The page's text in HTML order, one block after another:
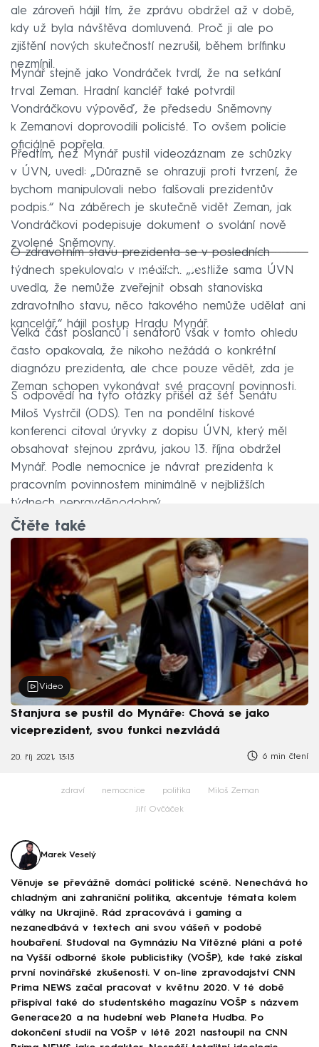
ale zároveň hájil tím, že zprávu obdržel až v době,
kdy už byla návštěva domluvená. Proč ji ale po
zjištění nových skutečností nezrušil, během brífinku
nezmínil.
Mynář stejně jako Vondráček tvrdí, že na setkání
trval Zeman. Hradní kancléř také potvrdil
Vondráčkovu výpověď, že předsedu Sněmovny
k Zemanovi doprovodili policisté. To ovšem policie
oficiálně popřela.
Předtím, než Mynář pustil videozáznam ze schůzky
v ÚVN, uvedl: „Důrazně se ohrazuji proti tvrzení, že
bychom manipulovali nebo falšovali prezidentův
podpis.“ Na záběrech je skutečně vidět Zeman, jak
Vondráčkovi podepisuje dokument o svolání nově
zvolené Sněmovny.
Failed to fetch
O zdravotním stavu prezidenta se v posledních
týdnech spekulovalo v médiích. „Jestliže sama ÚVN
uvedla, že nemůže zveřejnit obsah stanoviska
zdravotního stavu, něco takového nemůže udělat ani
kancelář,“ hájil postup Hradu Mynář.
Velká část poslanců i senátorů však v tomto ohledu
často opakovala, že nikoho nežádá o konkrétní
diagnózu prezidenta, ale chce pouze vědět, zda je
Zeman schopen vykonávat své pracovní povinnosti.
S odpovědí na tyto otázky přišel až šéf Senátu
Miloš Vystrčil (ODS). Ten na pondělní tiskové
konferenci citoval úryvky z dopisu ÚVN, který měl
obsahovat stejnou zprávu, jakou 13. října obdržel
Mynář. Podle nemocnice je návrat prezidenta k
pracovním povinnostem minimálně v nejbližších
týdnech nepravděpodobný.
Čtěte také
Video
Stanjura se pustil do Mynáře: Chová se jako
viceprezident, svou funkci nezvládá
20. říj 2021, 13:13 6 min čtení
zdraví nemocnice politika Miloš Zeman
Jiří Ovčáček
Marek Veselý
Věnuje se převážně domácí politické scéně. Nenechává ho
chladným ani zahraniční politika, akcentuje témata kolem
války na Ukrajině. Rád zpracovává i gaming a
nezanedbává v textech ani svou vášeň v podobě
houbaření. Studoval na Gymnáziu Na Vítězné pláni a poté
na Vyšší odborné škole publicistiky (VOŠP), kde také získal
první novinářské zkušenosti. V on-line zpravodajství CNN
Prima NEWS začal pracovat v květnu 2020. V té době
přispíval také do studentského magazínu VOŠP s názvem
Generace20 a na hudební web Planeta Hudba. Po
dokončení studií na VOŠP v létě 2021 nastoupil na CNN